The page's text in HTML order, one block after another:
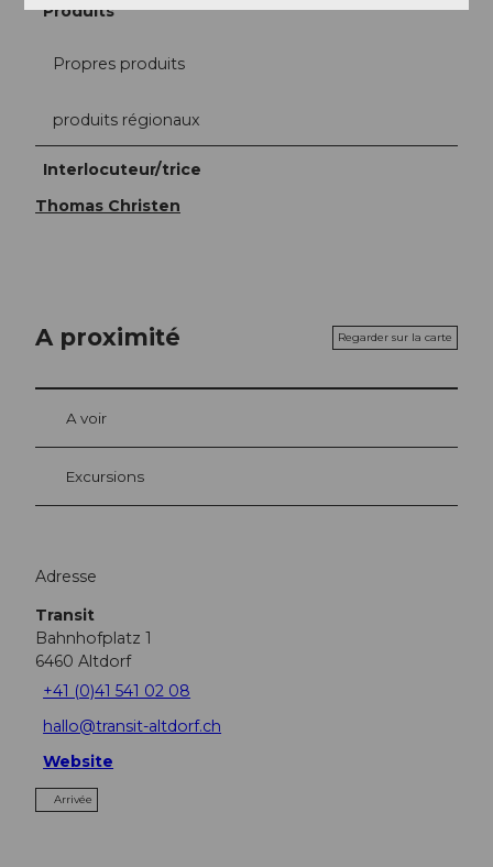
Produits
Propres produits
produits régionaux
Interlocuteur/trice
Thomas Christen
A proximité Regarder sur la carte
A voir
Excursions
Adresse
Transit
Bahnhofplatz 1
6460 Altdorf
+41 (0)41 541 02 08
hallo@transit-altdorf.ch
Website
Arrivée